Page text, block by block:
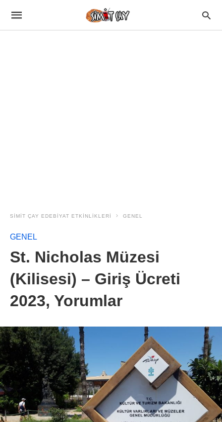
SIMIT ÇAY EDEBIYAT ETKINLIKLERI GENEL
GENEL
St. Nicholas Müzesi
(Kilisesi) – Giriş Ücreti
2023, Yorumlar